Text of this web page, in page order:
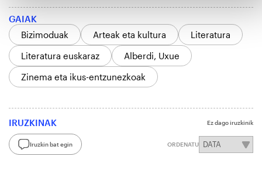
GAIAK
Bizimoduak
Arteak eta kultura
Literatura
Literatura euskaraz
Alberdi, Uxue
Zinema eta ikus-entzunezkoak
IRUZKINAK Ez dago iruzkinik
Iruzkin bat egin ORDENATU